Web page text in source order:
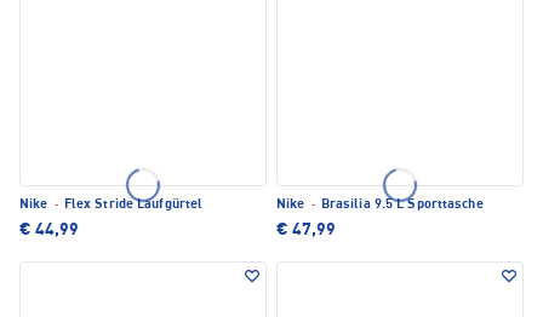
Nike · Flex Stride Laufgürtel
€ 44,99
Nike · Brasilia 9.5 L Sporttasche
€ 47,99